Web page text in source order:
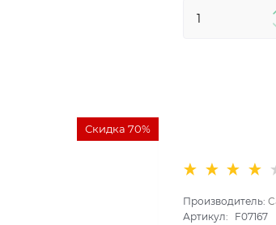
Скидка 70%
Производитель:
Артикул:
F07167